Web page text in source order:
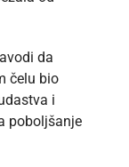
da
čelu bio
i
poboljšanje